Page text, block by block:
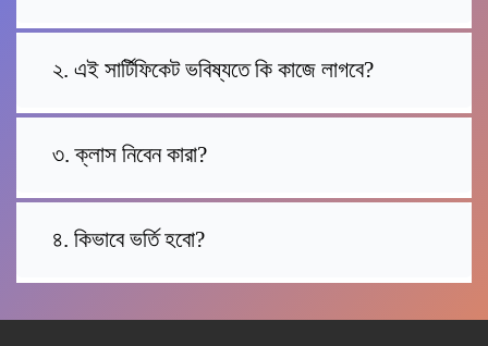
২. এই সার্টিফিকেট ভবিষ্যতে কি কাজে লাগবে?
৩. ক্লাস নিবেন কারা?
৪. কিভাবে ভর্তি হবো?